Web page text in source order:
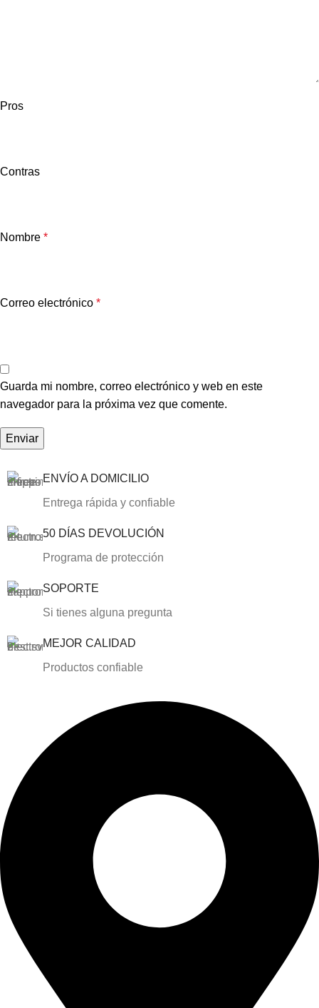
Pros
Contras
Nombre *
Correo electrónico *
Guarda mi nombre, correo electrónico y web en este
navegador para la próxima vez que comente.
ENVÍO A DOMICILIO
Entrega rápida y confiable
50 DÍAS DEVOLUCIÓN
Programa de protección
SOPORTE
Si tienes alguna pregunta
MEJOR CALIDAD
Productos confiable